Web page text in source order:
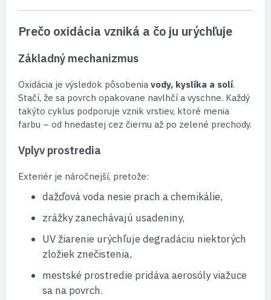
Prečo oxidácia vzniká a čo ju urýchľuje
Základný mechanizmus
Oxidácia je výsledok pôsobenia vody, kyslíka a solí.
Stačí, že sa povrch opakovane navlhčí a vyschne. Každý
takýto cyklus podporuje vznik vrstiev, ktoré menia
farbu – od hnedastej cez čiernu až po zelené prechody.
Vplyv prostredia
Exteriér je náročnejší, pretože:
dažďová voda nesie prach a chemikálie,
zrážky zanechávajú usadeniny,
UV žiarenie urýchľuje degradáciu niektorých
zložiek znečistenia,
mestské prostredie pridáva aerosóly viažuce
sa na povrch.